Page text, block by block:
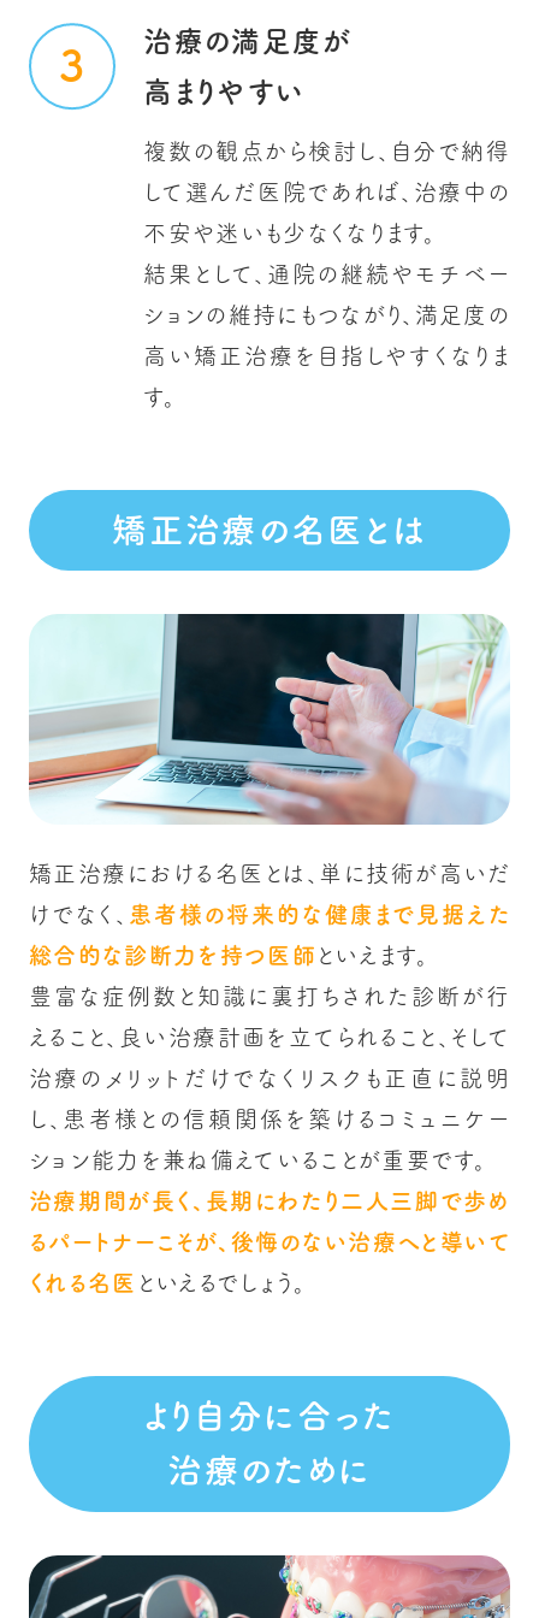
治療の満足度が
高まりやすい
複数の観点から検討し、自分で納得
して選んだ医院であれば、治療中の
不安や迷いも少なくなります。
結果として、通院の継続やモチベー
ションの維持にもつながり、満足度の
高い矯正治療を目指しやすくなりま
す。
矯正治療の名医とは
矯正治療における名医とは、単に技術が高いだ
けでなく、 患者様の将来的な健康まで見据えた
総合的な診断力を持つ医師 といえます。
豊富な症例数と知識に裏打ちされた診断が行
えること、良い治療計画を立てられること、そして
治療のメリットだけでなくリスクも正直に説明
し、患者様との信頼関係を築けるコミュニケー
ション能力を兼ね備えていることが重要です。
治療期間が長く、長期にわたり二人三脚で歩め
るパートナーこそが、後悔のない治療へと導いて
くれる名医 といえるでしょう。
より自分に合った
治療のために